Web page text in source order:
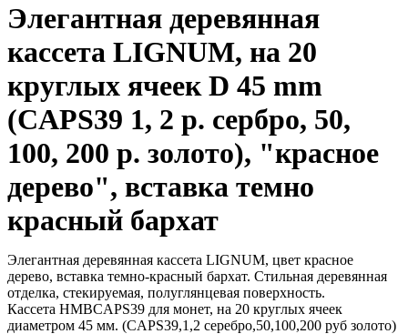
Элегантная деревянная
кассета LIGNUM, на 20
круглых ячеек D 45 mm
(CAPS39 1, 2 р. сербро, 50,
100, 200 р. золото), "красное
дерево", вставка темно
красный бархат
Элегантная деревянная кассета LIGNUM, цвет красное
дерево, вставка темно-красный бархат. Стильная деревянная
отделка, стекируемая, полуглянцевая поверхность.
Кассета HMBCAPS39 для монет, на 20 круглых ячеек
диаметром 45 мм. (CAPS39,1,2 серебро,50,100,200 руб золото)